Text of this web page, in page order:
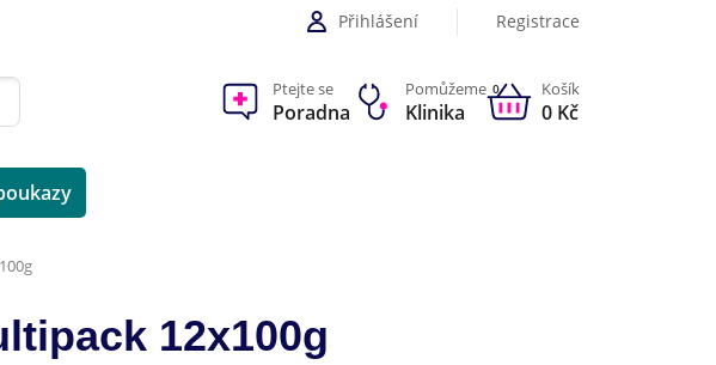
Přihlášení Registrace
Ptejte se
Poradna
Pomůžeme
Klinika
0 Košík
0 Kč
12x100g